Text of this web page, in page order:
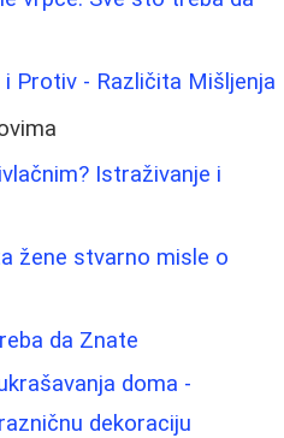
Protiv - Različita Mišljenja
Istraživanje i
žene stvarno misle o
da Znate
doma -
dekoraciju